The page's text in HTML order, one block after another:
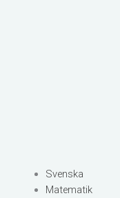
Svenska
Matematik